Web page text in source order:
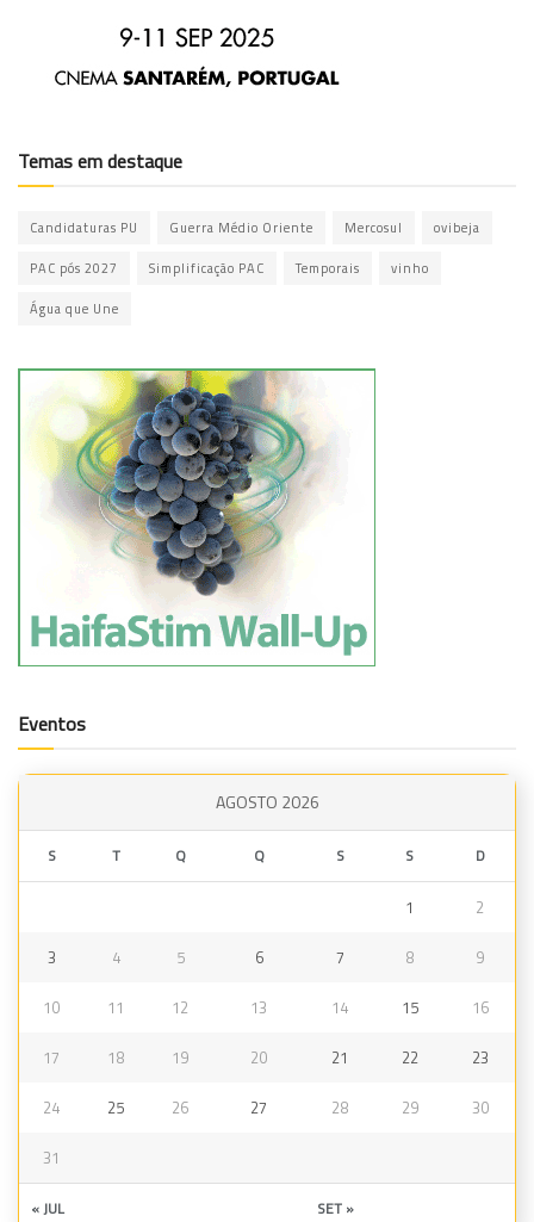
Temas em destaque
Candidaturas PU Guerra Médio Oriente Mercosul ovibeja
PAC pós 2027 Simplificação PAC Temporais vinho
Água que Une
Eventos
AGOSTO 2026
S T Q Q S S D
1 2
3 4 5 6 7 8 9
10 11 12 13 14 15 16
17 18 19 20 21 22 23
24 25 26 27 28 29 30
31
« JUL SET »